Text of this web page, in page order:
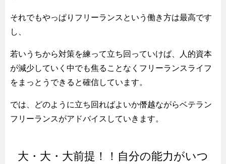
それでもやっぱりフリーランスという働き方は最高です
し、
若いうちから対策を練って立ち回っていけば、人的資本
が減少していく中でも焦ることなくフリーランスライフ
をまっとうできると確信しています。
では、どのように立ち回ればよいか僭越ながらベテラン
フリーランスがアドバイスしていきます。
大・大・大前提！！自分の能力がいつ